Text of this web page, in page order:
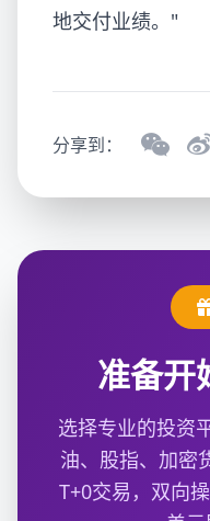
地交付业绩。"
分享到：
准备开
选择专业的投资
油、股指、加密
T+0交易，双向